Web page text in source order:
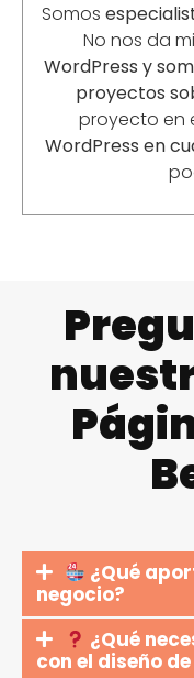
Somos
No nos da
WordPress y
proyectos
proyecto en
WordPress en
¿Qué
negocio?
¿Qué
con el diseño